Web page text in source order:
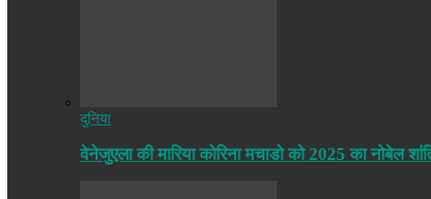
दुनिया
वेनेजुएला की मारिया कोरिना मचाडो को 2025 का नोबेल